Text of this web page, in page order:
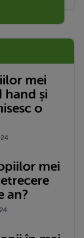
mei
hand și
o
mei
an?